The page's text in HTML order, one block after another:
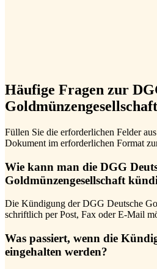
Häufige Fragen zur
Füllen Sie die erforderlichen Felder
Dokument im erforderlichen Format
Wie kann man die DGG
Goldmünzengesellschaft
Die Kündigung der DGG Deutsche
schriftlich per Post, Fax oder E-Mail
Was passiert, wenn die
eingehalten werden?